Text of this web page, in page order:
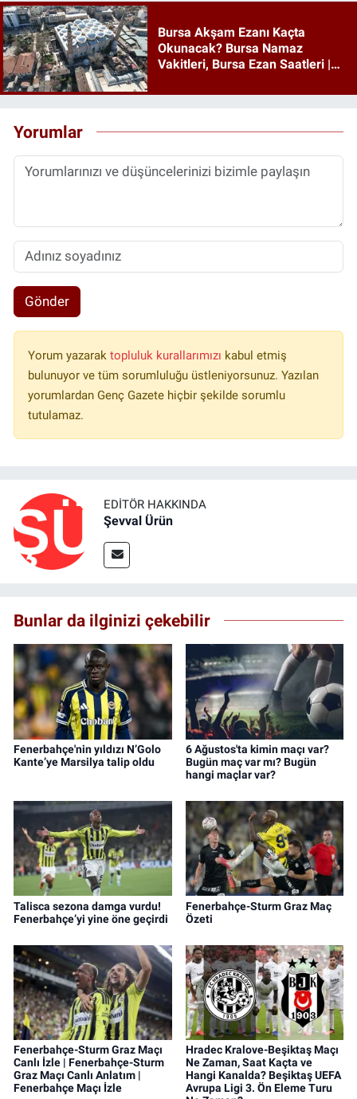
Bursa Akşam Ezanı Kaçta
Okunacak? Bursa Namaz
Vakitleri, Bursa Ezan Saatleri |
Yorumlar
Gönder
Yorum yazarak topluluk kurallarımızı kabul etmiş
bulunuyor ve tüm sorumluluğu üstleniyorsunuz. Yazılan
yorumlardan Genç Gazete hiçbir şekilde sorumlu
tutulamaz.
EDITÖR HAKKINDA
Şevval Ürün
Bunlar da ilginizi çekebilir
Fenerbahçe'nin yıldızı N’Golo
Kante’ye Marsilya talip oldu
6 Ağustos'ta kimin maçı var?
Bugün maç var mı? Bugün
hangi maçlar var?
Talisca sezona damga vurdu!
Fenerbahçe’yi yine öne geçirdi
Fenerbahçe-Sturm Graz Maç
Özeti
Fenerbahçe-Sturm Graz Maçı
Canlı İzle | Fenerbahçe-Sturm
Graz Maçı Canlı Anlatım |
Fenerbahçe Maçı İzle
Hradec Kralove-Beşiktaş Maçı
Ne Zaman, Saat Kaçta ve
Hangi Kanalda? Beşiktaş UEFA
Avrupa Ligi 3. Ön Eleme Turu